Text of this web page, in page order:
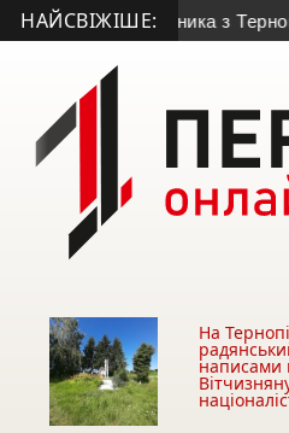
НАЙСВІЖІШЕ:
гранатометника з
На
написами